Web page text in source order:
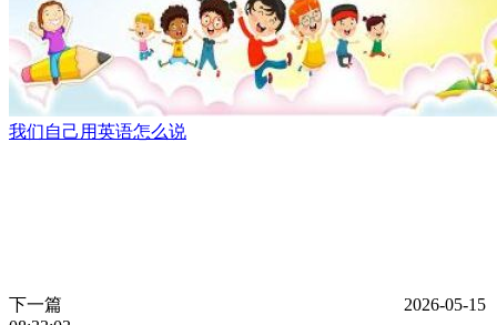
我们自己用英语怎么说
下一篇
2026-05-15